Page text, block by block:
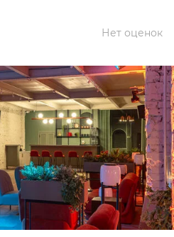
Нет оценок